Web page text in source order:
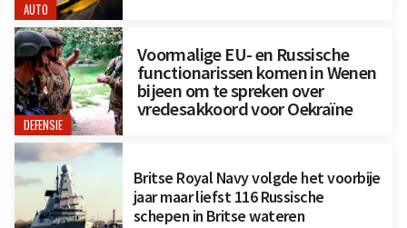
AUTO
DEFENSIE
Voormalige EU- en Russische
functionarissen komen in Wenen
bijeen om te spreken over
vredesakkoord voor Oekraïne
Britse Royal Navy volgde het voorbije
jaar maar liefst 116 Russische
schepen in Britse wateren